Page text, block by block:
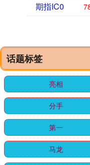
期指IC0
话题标签
亮相
分手
第一
马龙